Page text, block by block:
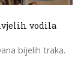
vodila
bijelih traka.